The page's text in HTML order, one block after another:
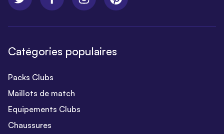
Catégories populaires
Packs Clubs
Maillots de match
Equipements Clubs
Chaussures